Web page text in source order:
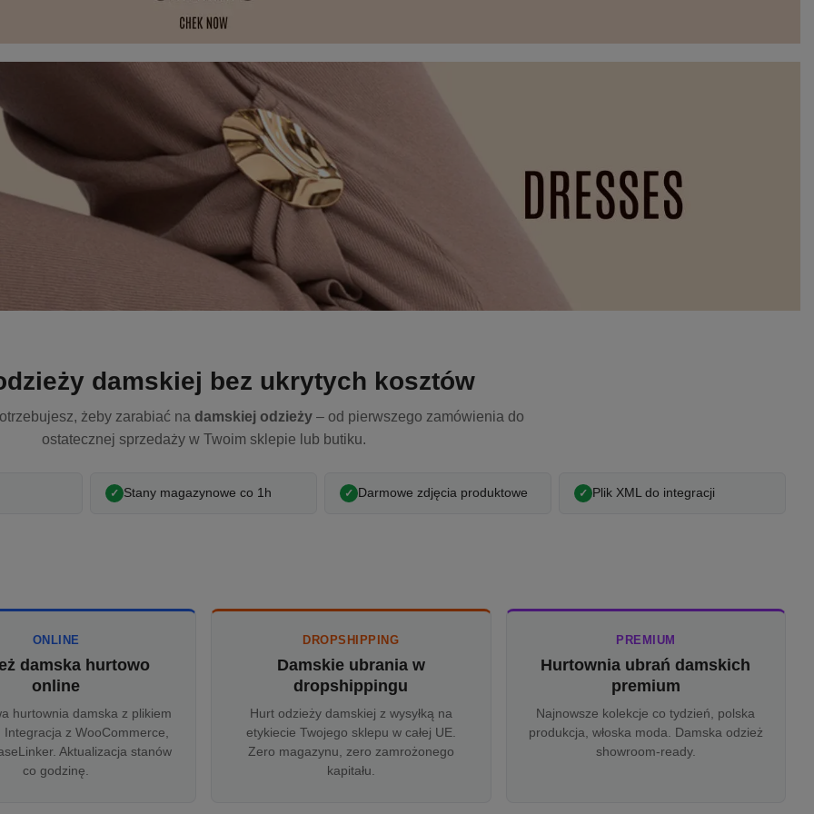
damskiej bez ukrytych kosztów
żeby zarabiać na damskiej odzieży – od pierwszego zamówienia do
ostatecznej sprzedaży w Twoim sklepie lub butiku.
Stany magazynowe co 1h Darmowe zdjęcia produktowe Plik XML do integracji
ONLINE
damska hurtowo
online
hurtownia damska z plikiem
Integracja z WooCommerce,
Aktualizacja stanów
co godzinę.
DROPSHIPPING
Damskie ubrania w
dropshippingu
Hurt odzieży damskiej z wysyłką na
etykiecie Twojego sklepu w całej UE.
Zero magazynu, zero zamrożonego
kapitału.
PREMIUM
Hurtownia ubrań damskich
premium
Najnowsze kolekcje co tydzień, polska
produkcja, włoska moda. Damska odzież
showroom-ready.